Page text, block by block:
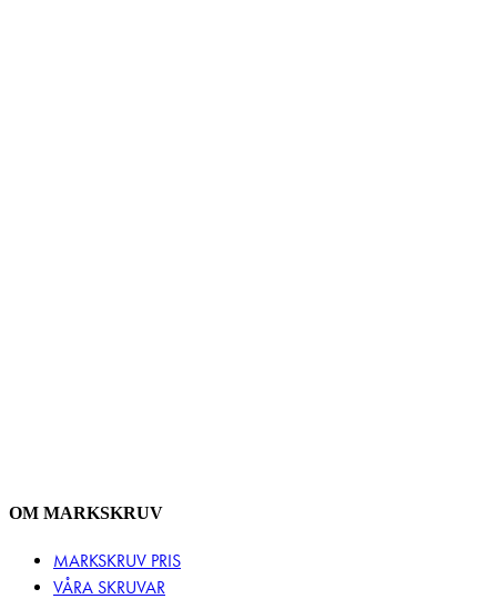
OM MARKSKRUV
MARKSKRUV PRIS
VÅRA SKRUVAR